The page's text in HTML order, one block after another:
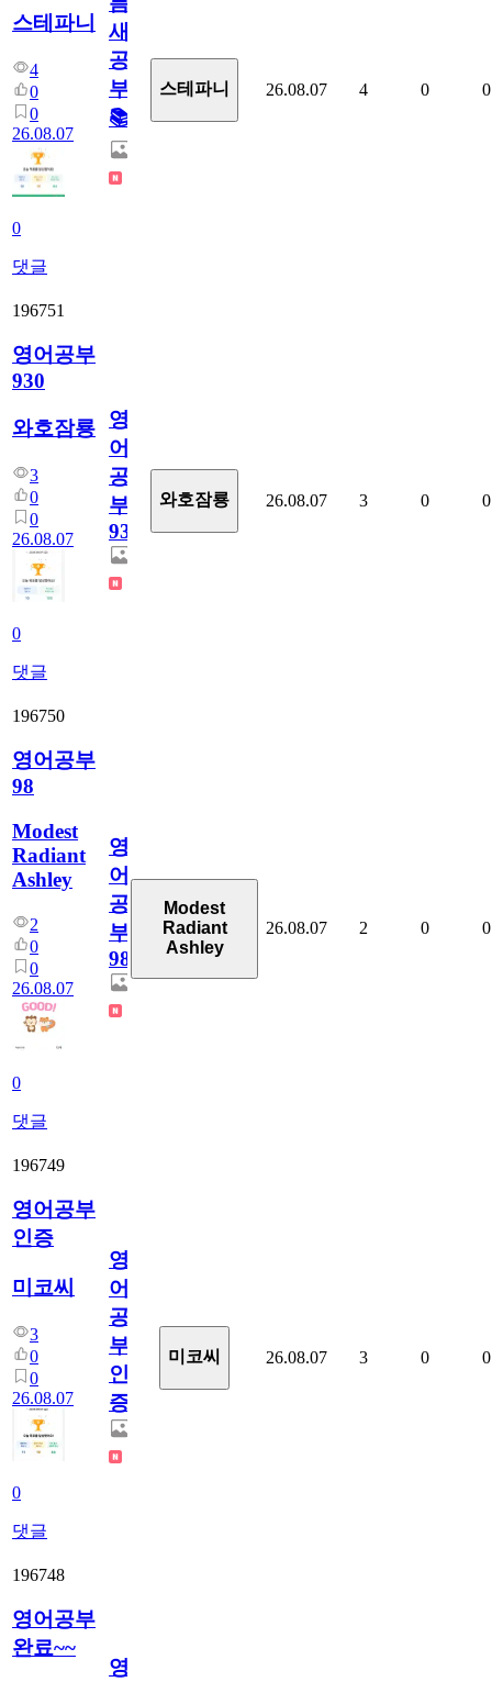
스테파니
4
0
0
26.08.07
0
댓글
새
공
부!
📚
스테파니 26.08.07 4 0 0
196751
영어공부
930
와호잠룡
3
0
0
26.08.07
0
댓글
영
어
공
부
930
와호잠룡 26.08.07 3 0 0
196750
영어공부
98
Modest
Radiant
Ashley
2
0
0
26.08.07
0
댓글
영
어
공
부
98
Modest
Radiant
Ashley
26.08.07 2 0 0
196749
영어공부
인증
미코씨
3
0
0
26.08.07
0
댓글
영
어
공
부
인
증
미코씨 26.08.07 3 0 0
196748
영어공부
완료~~
영